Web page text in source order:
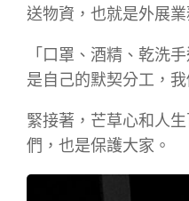
送物資，也就是外展
「口罩、酒精、乾洗
是自己的默契分工，
緊接著，芒草心和人
們，也是保護大家。